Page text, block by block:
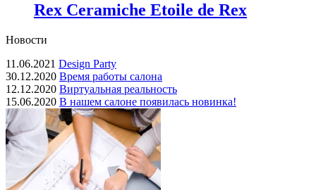
Rex Ceramiche Etoile de Rex
Новости
11.06.2021 Design Party
30.12.2020 Время работы салона
12.12.2020 Виртуальная реальность
15.06.2020 В нашем салоне появилась новинка!